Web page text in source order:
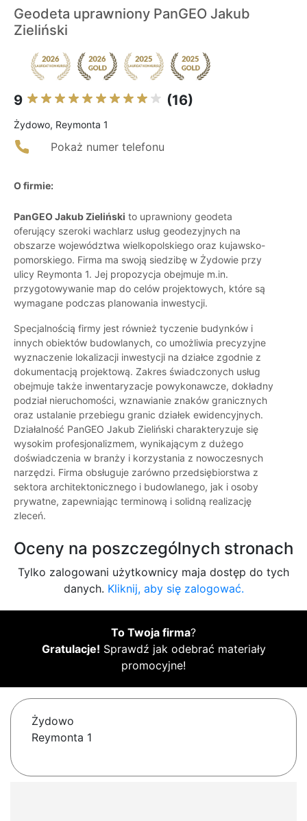
Geodeta uprawniony PanGEO Jakub
Zieliński
9 (16)
Żydowo, Reymonta 1
Pokaż numer telefonu
O firmie:
PanGEO Jakub Zieliński to uprawniony geodeta
oferujący szeroki wachlarz usług geodezyjnych na
obszarze województwa wielkopolskiego oraz kujawsko-
pomorskiego. Firma ma swoją siedzibę w Żydowie przy
ulicy Reymonta 1. Jej propozycja obejmuje m.in.
przygotowywanie map do celów projektowych, które są
wymagane podczas planowania inwestycji.
Specjalnością firmy jest również tyczenie budynków i
innych obiektów budowlanych, co umożliwia precyzyjne
wyznaczenie lokalizacji inwestycji na działce zgodnie z
dokumentacją projektową. Zakres świadczonych usług
obejmuje także inwentaryzacje powykonawcze, dokładny
podział nieruchomości, wznawianie znaków granicznych
oraz ustalanie przebiegu granic działek ewidencyjnych.
Działalność PanGEO Jakub Zieliński charakteryzuje się
wysokim profesjonalizmem, wynikającym z dużego
doświadczenia w branży i korzystania z nowoczesnych
narzędzi. Firma obsługuje zarówno przedsiębiorstwa z
sektora architektonicznego i budowlanego, jak i osoby
prywatne, zapewniając terminową i solidną realizację
zleceń.
Oceny na poszczególnych stronach
Tylko zalogowani użytkownicy maja dostęp do tych
danych. Kliknij, aby się zalogować.
To Twoja firma?
Gratulacje! Sprawdź jak odebrać materiały
promocyjne!
Żydowo
Reymonta 1